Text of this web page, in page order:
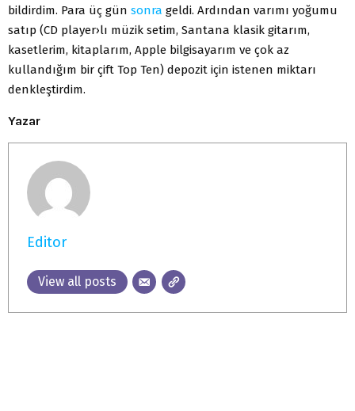
bildirdim. Para üç gün sonra geldi. Ardından varımı yoğumu
satıp (CD player›lı müzik setim, Santana klasik gitarım,
kasetlerim, kitaplarım, Apple bilgisayarım ve çok az
kullandığım bir çift Top Ten) depozit için istenen miktarı
denkleştirdim.
Yazar
Editor
View all posts